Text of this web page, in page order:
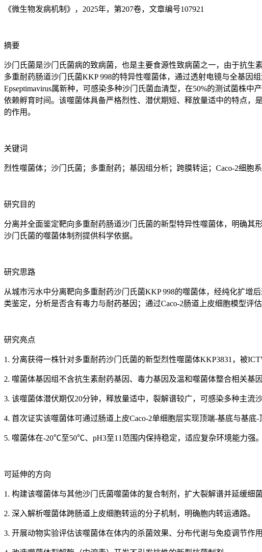
《微生物发病机制》，2025年，第207卷，文章编号107921
摘要
沙门氏菌是沙门氏菌病的致病菌，也是主要食源性致病菌之一，由于抗
多重耐药肠道沙门氏菌KKP 998的特异性噬菌体，通过透射电镜与全基因
Epseptimavirus属新种，可感染多种沙门氏菌血清型，在50%的测试菌株
依赖孵育时间。该噬菌体具备严格烈性、潜伏期短、释放量适中的特点
的作用。
关键词
烈性噬菌体；沙门氏菌；多重耐药；基因组分析；跨膜转运；Caco-2细胞系
研究目的
分离并全面鉴定靶向多重耐药肠道沙门氏菌的新型特异性噬菌体，明确
沙门氏菌的噬菌体制剂提供科学依据。
研究思路
从城市污水中分离靶向多重耐药沙门氏菌KKP 998的噬菌体，经纯化扩增
类鉴定，分析是否含有毒力与耐药基因；通过Caco-2肠道上皮细胞模型评
研究亮点
1. 分离获得一株针对多重耐药沙门氏菌的新型烈性噬菌体KKP3831，被
2. 噬菌体基因组不含抗生素耐药基因、毒力基因及温和噬菌体整合相关基
3. 该噬菌体潜伏期仅20分钟，释放量适中，裂解谱较广，可感染多种主流
4. 首次证实该噬菌体可通过肠道上皮Caco-2单细胞层实现顶端-基底与基底-
5. 噬菌体在-20℃至50℃、pH3至11范围内保持稳定，适应复杂环境能力强。
可延伸的方向
1. 构建该噬菌体与其他沙门氏菌噬菌体的复合制剂，扩大裂解谱并延缓细菌
2. 深入解析噬菌体跨肠道上皮细胞转运的分子机制，明确胞内转运通路。
3. 开展动物实验评估该噬菌体在体内的杀菌效果、分布代谢与免疫调节作用